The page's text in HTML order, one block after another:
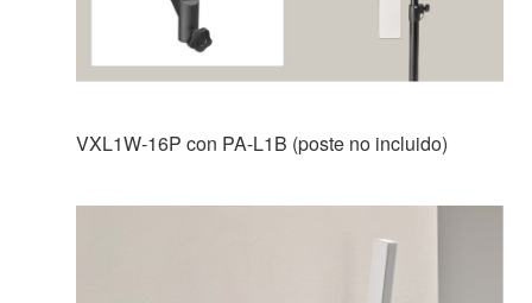
VXL1W-16P con PA-L1B (poste no incluido)